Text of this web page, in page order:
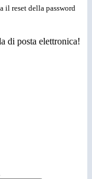
il reset della password
di posta elettronica!